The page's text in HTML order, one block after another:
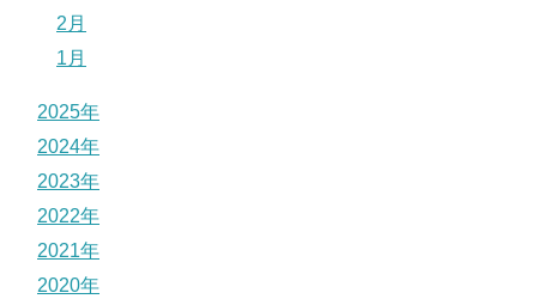
2月
1月
2025年
2024年
2023年
2022年
2021年
2020年